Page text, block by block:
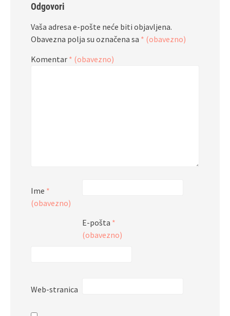
Odgovori
Vaša adresa e-pošte neće biti objavljena.
Obavezna polja su označena sa * (obavezno)
Komentar * (obavezno)
Ime *
(obavezno)
E-pošta *
(obavezno)
Web-stranica